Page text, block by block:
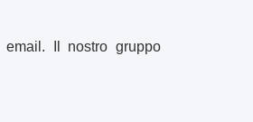
Il nostro gruppo